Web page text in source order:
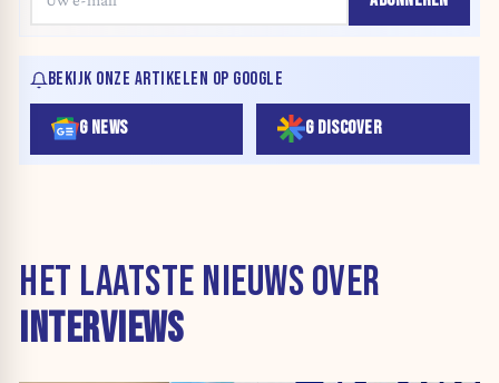
BEKIJK ONZE ARTIKELEN OP GOOGLE
G NEWS G DISCOVER
HET LAATSTE NIEUWS OVER
INTERVIEWS